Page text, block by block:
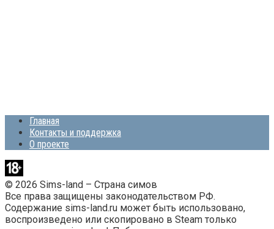
Главная
Контакты и поддержка
О проекте
© 2026 Sims-land – Страна симов
Все права защищены законодательством РФ.
Содержание sims-land.ru может быть использовано,
воспроизведено или скопировано в Steam только